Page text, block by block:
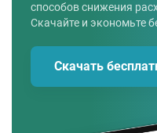
способов снижения
Скачайте и экономьте
Скачать